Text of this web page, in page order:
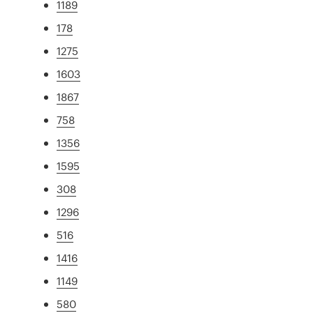
1189
178
1275
1603
1867
758
1356
1595
308
1296
516
1416
1149
580